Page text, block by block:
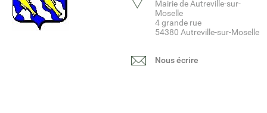
Mairie de Autreville-sur-
Moselle
4 grande rue
54380 Autreville-sur-Moselle
Nous écrire